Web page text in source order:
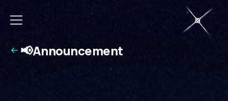
📢Announcement